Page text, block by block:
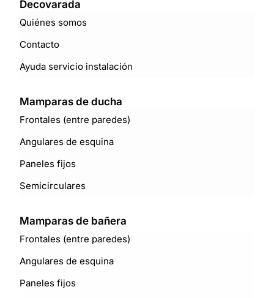
Decovarada
Quiénes somos
Contacto
Ayuda servicio instalación
Mamparas de ducha
Frontales (entre paredes)
Angulares de esquina
Paneles fijos
Semicirculares
Mamparas de bañera
Frontales (entre paredes)
Angulares de esquina
Paneles fijos